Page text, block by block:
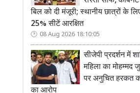
बिल को दी मंजूरी; स्थानीय छात्रों के
25% सीटें आरक्षित
08 Aug 2026 18:10:05
सीजेपी प्रदर्शन में
महिला का मोहम्मद
पर अनुचित हरकत
का आरोप